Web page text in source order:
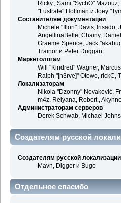
Ricky., Sami "SychO"
"Fustrate" Hoffman и Joey
Составителям документации
Michele "Illori" Davis, Irisado,
AngellinaBelle, Chainy,
Graeme Spence, Jack
Trainor и Peter Duggan
Маркетологам
Will "Kindred" Wagner, Marcus
Ralph "[n3rve]" Otowo, rickC,
Локализаторам
Nikola "Dzonny" Novaković,
m4z, Relyana, Robert.,
Администраторам серверов
Derek Schwab, Michael
Создателям русской
Создателям русской локализации
Mavn, Digger и Bugo
Отдельное спасибо